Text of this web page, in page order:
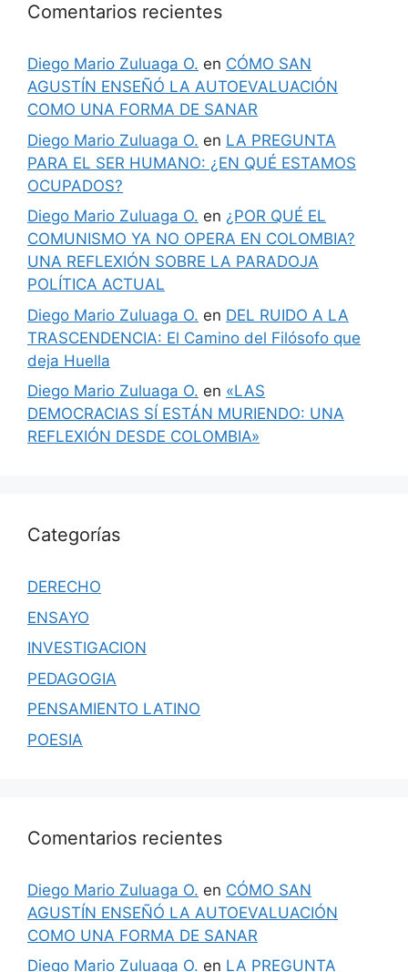
Comentarios recientes
Diego Mario Zuluaga O. en CÓMO SAN
AGUSTÍN ENSEÑÓ LA AUTOEVALUACIÓN
COMO UNA FORMA DE SANAR
Diego Mario Zuluaga O. en LA PREGUNTA
PARA EL SER HUMANO: ¿EN QUÉ ESTAMOS
OCUPADOS?
Diego Mario Zuluaga O. en ¿POR QUÉ EL
COMUNISMO YA NO OPERA EN COLOMBIA?
UNA REFLEXIÓN SOBRE LA PARADOJA
POLÍTICA ACTUAL
Diego Mario Zuluaga O. en DEL RUIDO A LA
TRASCENDENCIA: El Camino del Filósofo que
deja Huella
Diego Mario Zuluaga O. en «LAS
DEMOCRACIAS SÍ ESTÁN MURIENDO: UNA
REFLEXIÓN DESDE COLOMBIA»
Categorías
DERECHO
ENSAYO
INVESTIGACION
PEDAGOGIA
PENSAMIENTO LATINO
POESIA
Comentarios recientes
Diego Mario Zuluaga O. en CÓMO SAN
AGUSTÍN ENSEÑÓ LA AUTOEVALUACIÓN
COMO UNA FORMA DE SANAR
Diego Mario Zuluaga O. en LA PREGUNTA